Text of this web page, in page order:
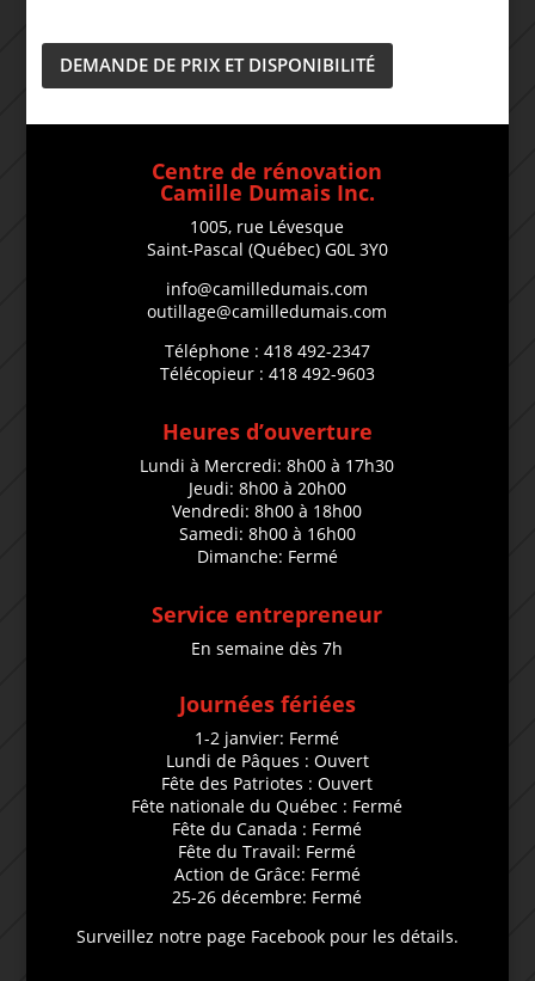
DEMANDE DE PRIX ET DISPONIBILITÉ
Centre de rénovation
Camille Dumais Inc.
1005, rue Lévesque
Saint-Pascal (Québec) G0L 3Y0
info@camilledumais.com
outillage@camilledumais.com
Téléphone : 418 492-2347
Télécopieur : 418 492-9603
Heures d’ouverture
Lundi à Mercredi: 8h00 à 17h30
Jeudi: 8h00 à 20h00
Vendredi: 8h00 à 18h00
Samedi: 8h00 à 16h00
Dimanche: Fermé
Service entrepreneur
En semaine dès 7h
Journées fériées
1-2 janvier: Fermé
Lundi de Pâques : Ouvert
Fête des Patriotes : Ouvert
Fête nationale du Québec : Fermé
Fête du Canada : Fermé
Fête du Travail: Fermé
Action de Grâce: Fermé
25-26 décembre: Fermé
Surveillez notre page Facebook pour les détails.